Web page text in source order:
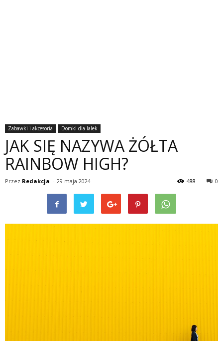
Zabawki i akcesoria Domki dla lalek
JAK SIĘ NAZYWA ŻÓŁTA
RAINBOW HIGH?
Przez Redakcja - 29 maja 2024 0
488